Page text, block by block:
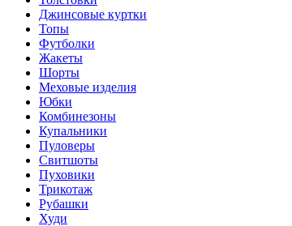
Джинсовые куртки
Топы
Футболки
Жакеты
Шорты
Меховые изделия
Юбки
Комбинезоны
Купальники
Пуловеры
Свитшоты
Пуховики
Трикотаж
Рубашки
Худи